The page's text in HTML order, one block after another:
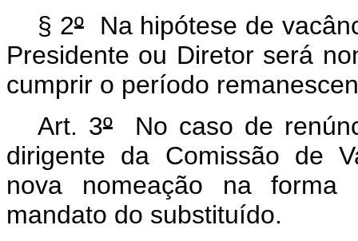
§ 2ºNa hipótese de
Presidente ou Diretor será
cumprir o período
Art. 3ºNo caso de
dirigente da Comissão de
nova nomeação na forma
mandato do substituído.